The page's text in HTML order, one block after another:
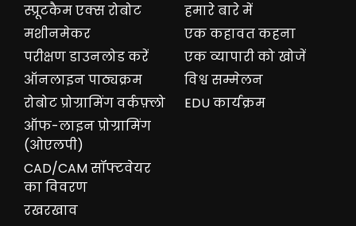
हमारे बारे में
एक कहावत कहना
एक व्यापारी को खोजें
विश्व सम्मेलन
EDU कार्यक्रम
स्प्रूटकैम एक्स रोबोट
मशीनमेकर
परीक्षण डाउनलोड करें
ऑनलाइन पाठ्यक्रम
रोबोट प्रोग्रामिंग वर्कफ़्लो
ऑफ-लाइन प्रोग्रामिंग
(ओएलपी)
CAD/CAM सॉफ्टवेयर
का विवरण
रखरखाव